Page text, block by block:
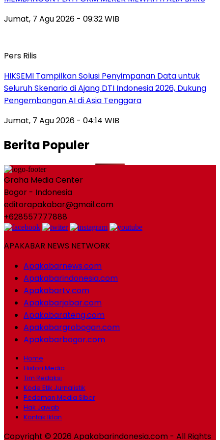
Jumat, 7 Agu 2026 - 09:32 WIB
Pers Rilis
HIKSEMI Tampilkan Solusi Penyimpanan Data untuk
Seluruh Skenario di Ajang DTI Indonesia 2026, Dukung
Pengembangan AI di Asia Tenggara
Jumat, 7 Agu 2026 - 04:14 WIB
Berita Populer
Graha Media Center
Bogor - Indonesia
editorapakabar@gmail.com
+628557777888
APAKABAR NEWS NETWORK
Apakabarnews.com
Apakabarindonesia.com
Apakabartv.com
Apakabarjabar.com
Apakabarateng.com
Apakabargrobogan.com
Apakabarbogor.com
Home
Histori Media
Tim Redaksi
Kode Etik Jurnalistik
Pedoman Media Siber
Hak Jawab
Kontak Iklan
Copyright © 2026 Apakabarindonesia.com - All Rights